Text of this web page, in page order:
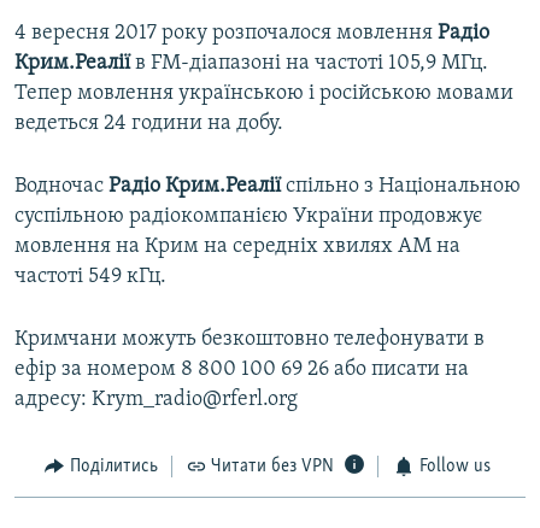
4 вересня 2017 року розпочалося мовлення Радіо
Крим.Реаліїв FM-діапазоні на частоті 105,9 МГц.
Тепер мовлення українською і російською мовами
ведеться 24 години на добу.
Водночас Радіо Крим.Реаліїспільно з Національною
суспільною радіокомпанією України продовжує
мовлення на Крим на середніх хвилях АМ на
частоті 549 кГц.
Кримчани можуть безкоштовно телефонувати в
ефір за номером 8 800 100 69 26 або писати на
адресу: Krym_radio@rferl.org
Поділитись Читати без VPN Follow us